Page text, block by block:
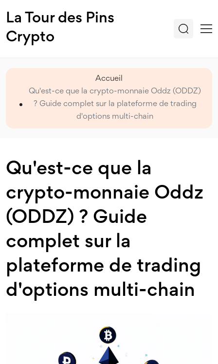
La Tour des Pins
Crypto
Accueil
Qu'est-ce que la crypto-monnaie Oddz (ODDZ)
? Guide complet sur la plateforme de trading
d'options multi-chain
Qu'est-ce que la
crypto-monnaie Oddz
(ODDZ) ? Guide
complet sur la
plateforme de trading
d'options multi-chain